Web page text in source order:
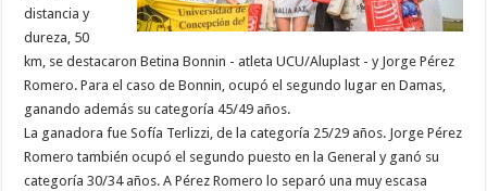
distancia y
dureza, 50
km, se destacaron Betina Bonnin - atleta UCU/Aluplast - y Jorge Pérez
Romero. Para el caso de Bonnin, ocupó el segundo lugar en Damas,
ganando además su categoría 45/49 años.
La ganadora fue Sofía Terlizzi, de la categoría 25/29 años. Jorge Pérez
Romero también ocupó el segundo puesto en la General y ganó su
categoría 30/34 años. A Pérez Romero lo separó una muy escasa